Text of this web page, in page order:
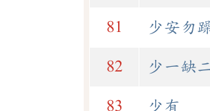
81 少安勿
82 少一缺
83 少有